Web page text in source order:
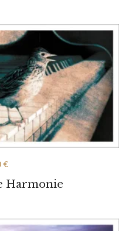
Harmonie
€